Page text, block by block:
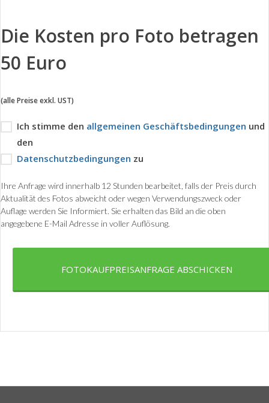
Die Kosten pro Foto betragen
50 Euro
(alle Preise exkl. UST)
Ich stimme den allgemeinen Geschäftsbedingungen und
den
Datenschutzbedingungen zu
Ihre Anfrage wird innerhalb 12 Stunden bearbeitet, falls der Preis durch
Aktualität des Fotos abweicht oder wegen Verwendungszweck oder
Auflage werden Sie Informiert. Sie erhalten das Bild an die oben
angegebene E-Mail Adresse in voller Auflösung.
FOTOKAUFPREISANFRAGE ABSCHICKEN